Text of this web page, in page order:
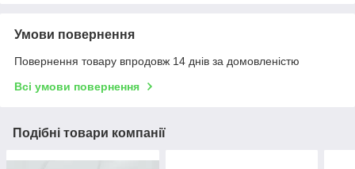
Умови повернення
Повернення товару впродовж 14 днів за домовленістю
Всі умови повернення
Подібні товари компанії